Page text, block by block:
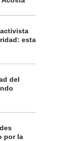
esta
del
por la